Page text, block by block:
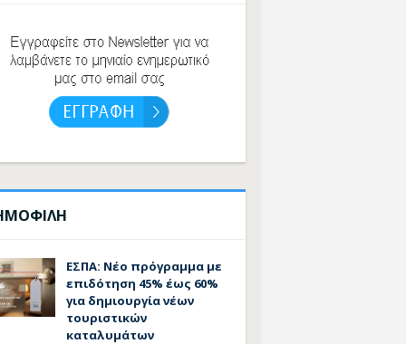
ΕΣΠΑ: Νέο πρόγραμμα με
επιδότηση 45% έως 60%
για δημιουργία νέων
τουριστικών
καταλυμάτων